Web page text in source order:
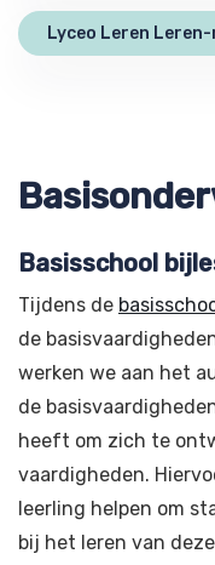
Lyceo Leren
Basisschool
Tijdens de
de
werken we aan het
de
heeft om zich te
vaardigheden.
leerling helpen om
bij het leren van